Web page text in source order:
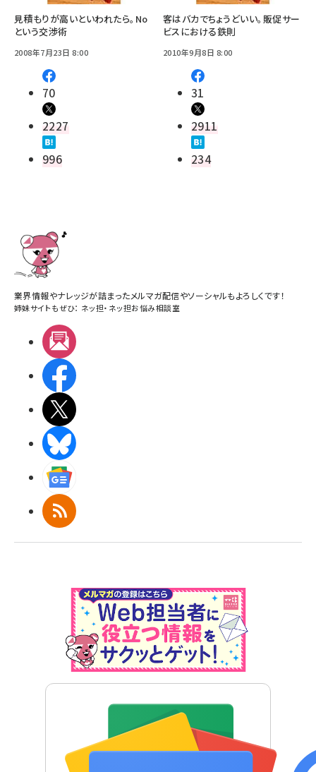
見積もりが高いといわれたら。No
という交渉術
2008年7月23日 8:00
70
2227
996
客はバカでちょうどいい。販促サー
ビスにおける鉄則
2010年9月8日 8:00
31
2911
234
業界情報やナレッジが詰まったメルマガ配信やソーシャルもよろしくです！
姉妹サイトもぜひ： ネッ担・ ネッ担お悩み相談室
RSS